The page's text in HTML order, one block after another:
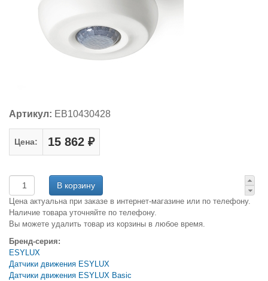
Артикул: EB10430428
Цена: 15 862 ₽
Цена актуальна при заказе в интернет-магазине или по телефону.
Наличие товара уточняйте по телефону.
Вы можете удалить товар из корзины в любое время.
Бренд-серия:
ESYLUX
Датчики движения ESYLUX
Датчики движения ESYLUX Basic